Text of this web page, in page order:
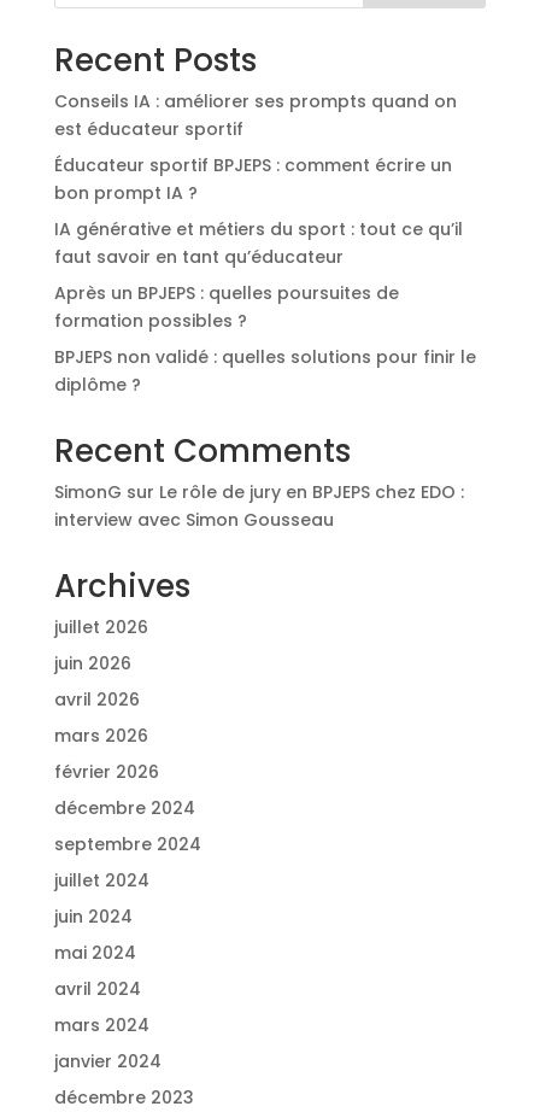
Recent Posts
Conseils IA : améliorer ses prompts quand on
est éducateur sportif
Éducateur sportif BPJEPS : comment écrire un
bon prompt IA ?
IA générative et métiers du sport : tout ce qu’il
faut savoir en tant qu’éducateur
Après un BPJEPS : quelles poursuites de
formation possibles ?
BPJEPS non validé : quelles solutions pour finir le
diplôme ?
Recent Comments
SimonG sur Le rôle de jury en BPJEPS chez EDO :
interview avec Simon Gousseau
Archives
juillet 2026
juin 2026
avril 2026
mars 2026
février 2026
décembre 2024
septembre 2024
juillet 2024
juin 2024
mai 2024
avril 2024
mars 2024
janvier 2024
décembre 2023